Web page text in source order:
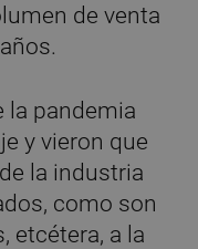
de venta
la pandemia
y vieron que
la industria
como son
etcétera, a la